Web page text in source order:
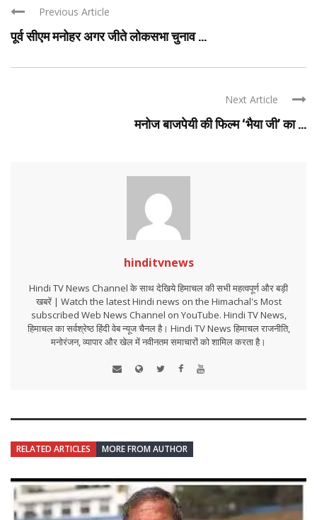
Previous Article
पूर्व सीएम मनोहर अगर जीते लोकसभा चुनाव ...
Next Article
मनोज बाजपेयी की फिल्म ‘भैया जी’ का ...
hinditvnews
Hindi TV News Channel के साथ देखिये हिमाचल की सभी महत्वपूर्ण और बड़ी
खबरें | Watch the latest Hindi news on the Himachal's Most
subscribed Web News Channel on YouTube. Hindi TV News,
हिमाचल का सर्वश्रेष्ठ हिंदी वेब न्यूज चैनल है। Hindi TV News हिमाचल राजनीति,
मनोरंजन, व्यापार और खेल में नवीनतम समाचारों को शामिल करता है।
RELATED ARTICLES MORE FROM AUTHOR